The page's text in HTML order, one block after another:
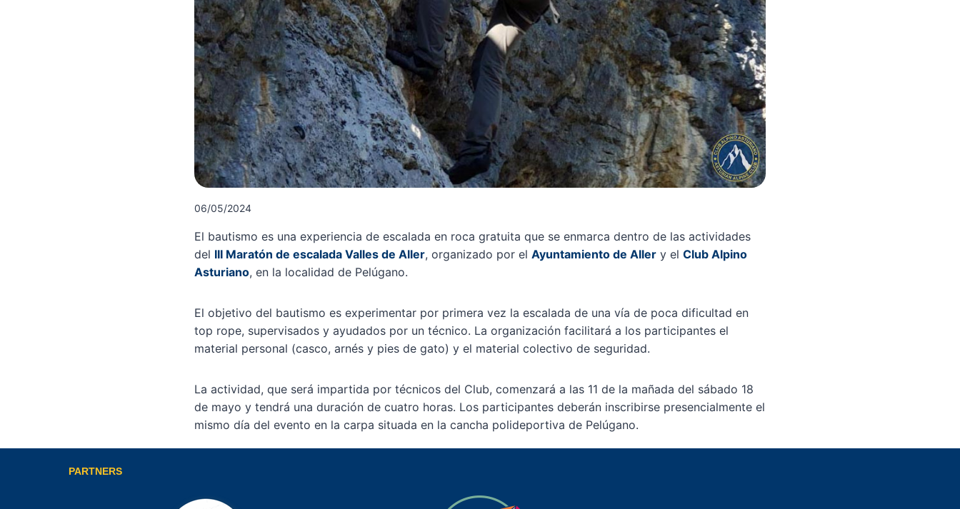
06/05/2024
El bautismo es una experiencia de escalada en roca gratuita que se enmarca dentro de las actividades
del III Maratón de escalada Valles de Aller, organizado por el Ayuntamiento de Aller y el Club Alpino
Asturiano, en la localidad de Pelúgano.
El objetivo del bautismo es experimentar por primera vez la escalada de una vía de poca dificultad en
top rope, supervisados y ayudados por un técnico. La organización facilitará a los participantes el
material personal (casco, arnés y pies de gato) y el material colectivo de seguridad.
La actividad, que será impartida por técnicos del Club, comenzará a las 11 de la mañada del sábado 18
de mayo y tendrá una duración de cuatro horas. Los participantes deberán inscribirse presencialmente el
mismo día del evento en la carpa situada en la cancha polideportiva de Pelúgano.
PARTNERS